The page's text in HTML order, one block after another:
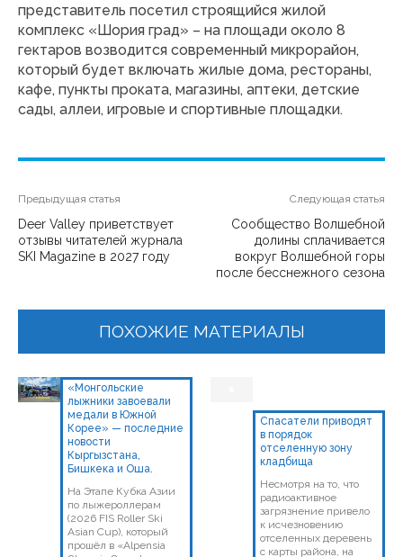
представитель посетил строящийся жилой
комплекс «Шория град» – на площади около 8
гектаров возводится современный микрорайон,
который будет включать жилые дома, рестораны,
кафе, пункты проката, магазины, аптеки, детские
сады, аллеи, игровые и спортивные площадки.
Предыдущая статья
Deer Valley приветствует
отзывы читателей журнала
SKI Magazine в 2027 году
Следующая статья
Сообщество Волшебной
долины сплачивается
вокруг Волшебной горы
после бесснежного сезона
ПОХОЖИЕ МАТЕРИАЛЫ
«Монгольские
лыжники завоевали
медали в Южной
Корее» — последние
новости
Кыргызстана,
Бишкека и Оша.
На Этапе Кубка Азии
по лыжероллерам
(2026 FIS Roller Ski
Asian Cup), который
прошёл в «Alpensia
Спасатели приводят
в порядок
отселенную зону
кладбища
Несмотря на то, что
радиоактивное
загрязнение привело
к исчезновению
отселенных деревень
с карты района, на